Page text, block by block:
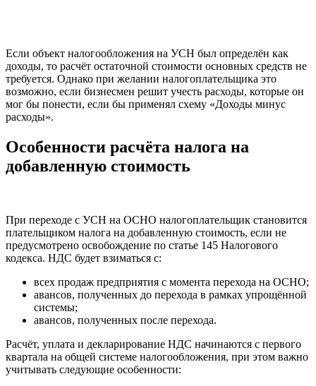
Если объект налогообложения на УСН был определён как
доходы, то расчёт остаточной стоимости основных средств не
требуется. Однако при желании налогоплательщика это
возможно, если бизнесмен решит учесть расходы, которые он
мог бы понести, если бы применял схему «Доходы минус
расходы».
Особенности расчёта налога на
добавленную стоимость
При переходе с УСН на ОСНО налогоплательщик становится
плательщиком налога на добавленную стоимость, если не
предусмотрено освобождение по статье 145 Налогового
кодекса. НДС будет взиматься с:
всех продаж предприятия с момента перехода на ОСНО;
авансов, полученных до перехода в рамках упрощённой
системы;
авансов, полученных после перехода.
Расчёт, уплата и декларирование НДС начинаются с первого
квартала на общей системе налогообложения, при этом важно
учитывать следующие особенности: